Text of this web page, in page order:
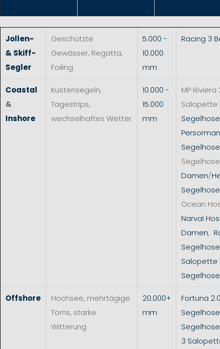
Jollen-
& Skiff-
Segler
Geschützte
Gewässer, Regatta,
Foiling
5.000 -
10.000
mm
Racing 3
Coastal
&
Inshore
Küstensegeln,
Tagestrips,
wechselhaftes Wetter
10.000 -
15.000
mm
MP Riviera
Salopette
Segelhose
Damen/
Ocean
Narval
Damen,
Segelhose
Salopette
Segelhose
Offshore
Hochsee, mehrtägige
Törns, starke
Witterung
20.000+
mm
Fortuna
Segelhose
3